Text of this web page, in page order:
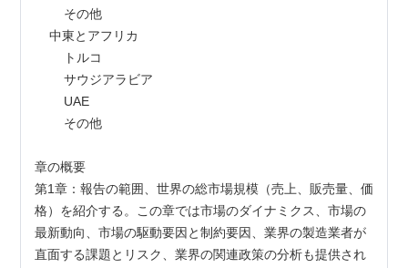
        その他
    中東とアフリカ
        トルコ
        サウジアラビア
        UAE
        その他
章の概要
第1章：報告の範囲、世界の総市場規模（売上、販売量、価
格）を紹介する。この章では市場のダイナミクス、市場の
最新動向、市場の駆動要因と制約要因、業界の製造業者が
直面する課題とリスク、業界の関連政策の分析も提供され